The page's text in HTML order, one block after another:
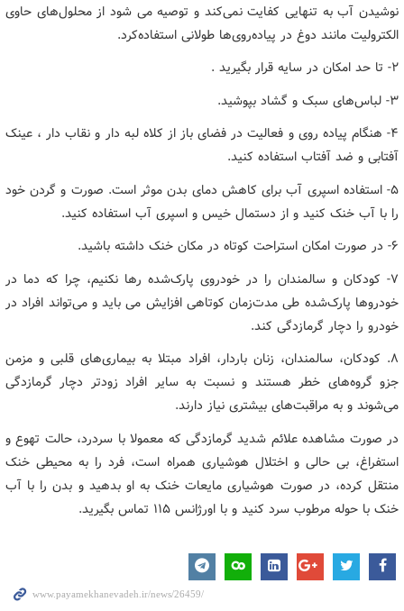
نوشیدن آب به تنهایی کفایت نمی‌کند و توصیه می شود از محلول‌های حاوی
الکترولیت مانند دوغ در پیاده‌روی‌ها طولانی استفاده‌کرد.
۲- تا حد امکان در سایه قرار بگیرید .
۳- لباس‌های سبک و گشاد بپوشید.
۴- هنگام پیاده روی و فعالیت در فضای باز از کلاه لبه دار و نقاب دار ، عینک
آفتابی و ضد آفتاب استفاده کنید.
۵- استفاده اسپری آب برای کاهش دمای بدن موثر است. صورت و گردن خود
را با آب خنک کنید و از دستمال خیس و اسپری آب استفاده کنید.
۶- در صورت امکان استراحت کوتاه در مکان خنک داشته باشید.
۷- کودکان و سالمندان را در خودروی پارک‌شده رها نکنیم، چرا که دما در
خودروها پارک‌شده طی مدت‌زمان کوتاهی افزایش می باید و می‌تواند افراد در
خودرو را دچار گرمازدگی کند.
۸. کودکان، سالمندان، زنان باردار، افراد مبتلا به بیماری‌های قلبی و مزمن
جزو گروه‌های خطر هستند و نسبت به سایر افراد زودتر دچار گرمازدگی
می‌شوند و به مراقبت‌های بیشتری نیاز دارند.
در صورت مشاهده علائم شدید گرمازدگی که معمولا با سردرد، حالت تهوع و
استفراغ، بی حالی و اختلال هوشیاری همراه است، فرد را به محیطی خنک
منتقل کرده، در صورت هوشیاری مایعات خنک به او بدهید و بدن را با آب
خنک با حوله مرطوب سرد کنید و با اورژانس ۱۱۵ تماس بگیرید.